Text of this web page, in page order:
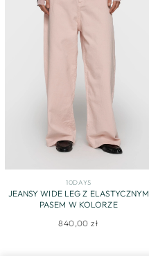
10DAYS
JEANSY WIDE LEG Z ELASTYCZNYM
PASEM W KOLORZE
840,00 zł